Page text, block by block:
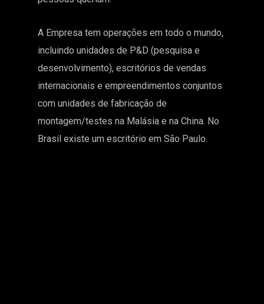
A Empresa tem operações em todo o mundo,
incluindo unidades de P&D (pesquisa e
desenvolvimento), escritórios de vendas
internacionais e empreendimentos conjuntos
com unidades de fabricação de
montagem/testes na Malásia e na China. No
Brasil existe um escritório em São Paulo.